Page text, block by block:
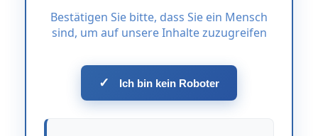
Bestätigen Sie bitte, dass Sie ein Mensch
sind, um auf unsere Inhalte zuzugreifen
✓ Ich bin kein Roboter